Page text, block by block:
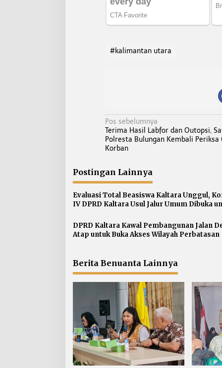
#kalimantan utara
N
a
v
g
a
s
i
p
o
Pos sebelumnya
Terima Hasil Labfor dan Outopsi,
Polresta Bulungan Kembali Periksa
Korban
Postingan Lainnya
Evaluasi Total Beasiswa Kaltara Unggul,
IV DPRD Kaltara Usul Jalur Umum Dibuka
DPRD Kaltara Kawal Pembangunan Jalan
Atap untuk Buka Akses Wilayah Perbatasan
Berita Benuanta Lainnya